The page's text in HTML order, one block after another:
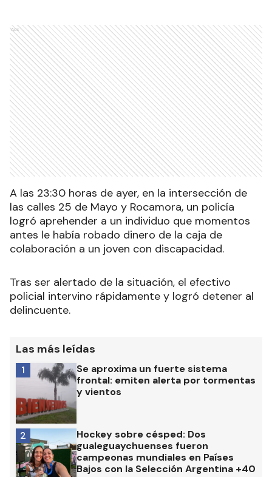
Ads
A las 23:30 horas de ayer, en la intersección de
las calles 25 de Mayo y Rocamora, un policía
logró aprehender a un individuo que momentos
antes le había robado dinero de la caja de
colaboración a un joven con discapacidad.
Tras ser alertado de la situación, el efectivo
policial intervino rápidamente y logró detener al
delincuente.
Las más leídas
Se aproxima un fuerte sistema
frontal: emiten alerta por tormentas
y vientos
1
Hockey sobre césped: Dos
gualeguaychuenses fueron
campeonas mundiales en Países
Bajos con la Selección Argentina +40
2